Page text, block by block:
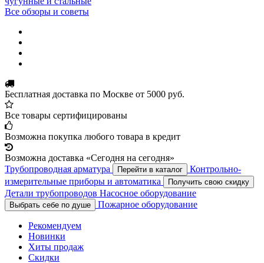
Все обзоры и советы
Бесплатная доставка по Москве от 5000 руб.
Все товары сертифицированы
Возможна покупка любого товара в кредит
Возможна доставка «Сегодня на сегодня»
Трубопроводная арматура
Перейти в каталог
Контрольно-
измерительные приборы и автоматика
Получить свою скидку
Детали трубопроводов Насосное оборудование
Выбрать себе по душе Пожарное оборудование
Рекомендуем
Новинки
Хиты продаж
Скидки